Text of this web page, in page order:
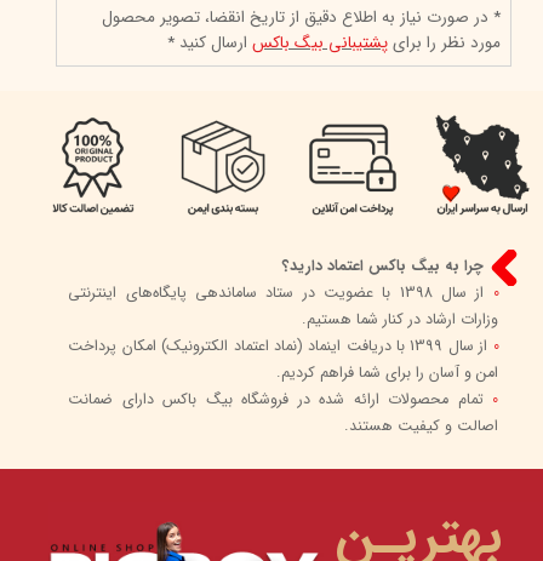
* در صورت نیاز به اطلاع دقیق از تاریخ انقضا، تصویر محصول
مورد نظر را برایپشتیبانی بیگ باکسارسال کنید *
چرا به بیگ باکس اعتماد دارید؟
0
از سال 1398 با عضویت در ستاد ساماندهی پایگاه‌های اینترنتی
وزارات ارشاد در کنار شما هستیم.
0
از سال 1399 با دریافت اینماد (نماد اعتماد الکترونیک) امکان پرداخت
امن و آسان را برای شما فراهم کردیم.
0 تمام محصولات ارائه شده در فروشگاه بیگ باکس دارای ضمانت
اصالت و کیفیت هستند.
بهتریـن